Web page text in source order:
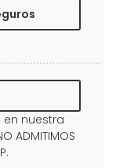
en nuestra
ADMITIMOS